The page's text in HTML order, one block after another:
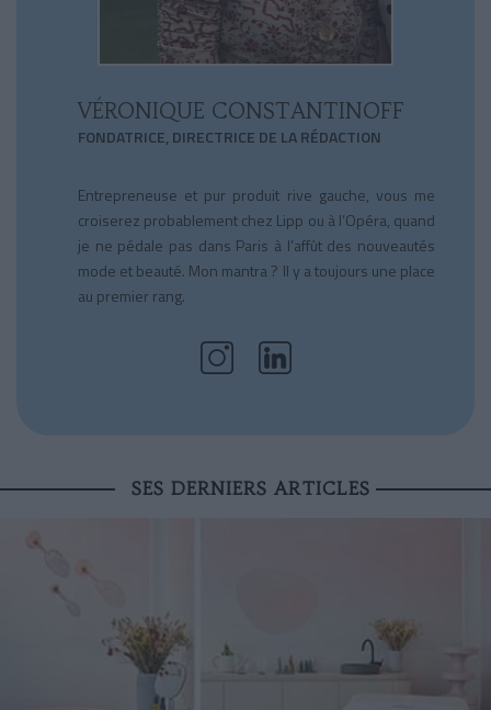
VÉRONIQUE CONSTANTINOFF
FONDATRICE, DIRECTRICE DE LA RÉDACTION
Entrepreneuse et pur produit rive gauche, vous me
croiserez probablement chez Lipp ou à l’Opéra, quand
je ne pédale pas dans Paris à l’affût des nouveautés
mode et beauté. Mon mantra ? Il y a toujours une place
au premier rang.
SES DERNIERS ARTICLES